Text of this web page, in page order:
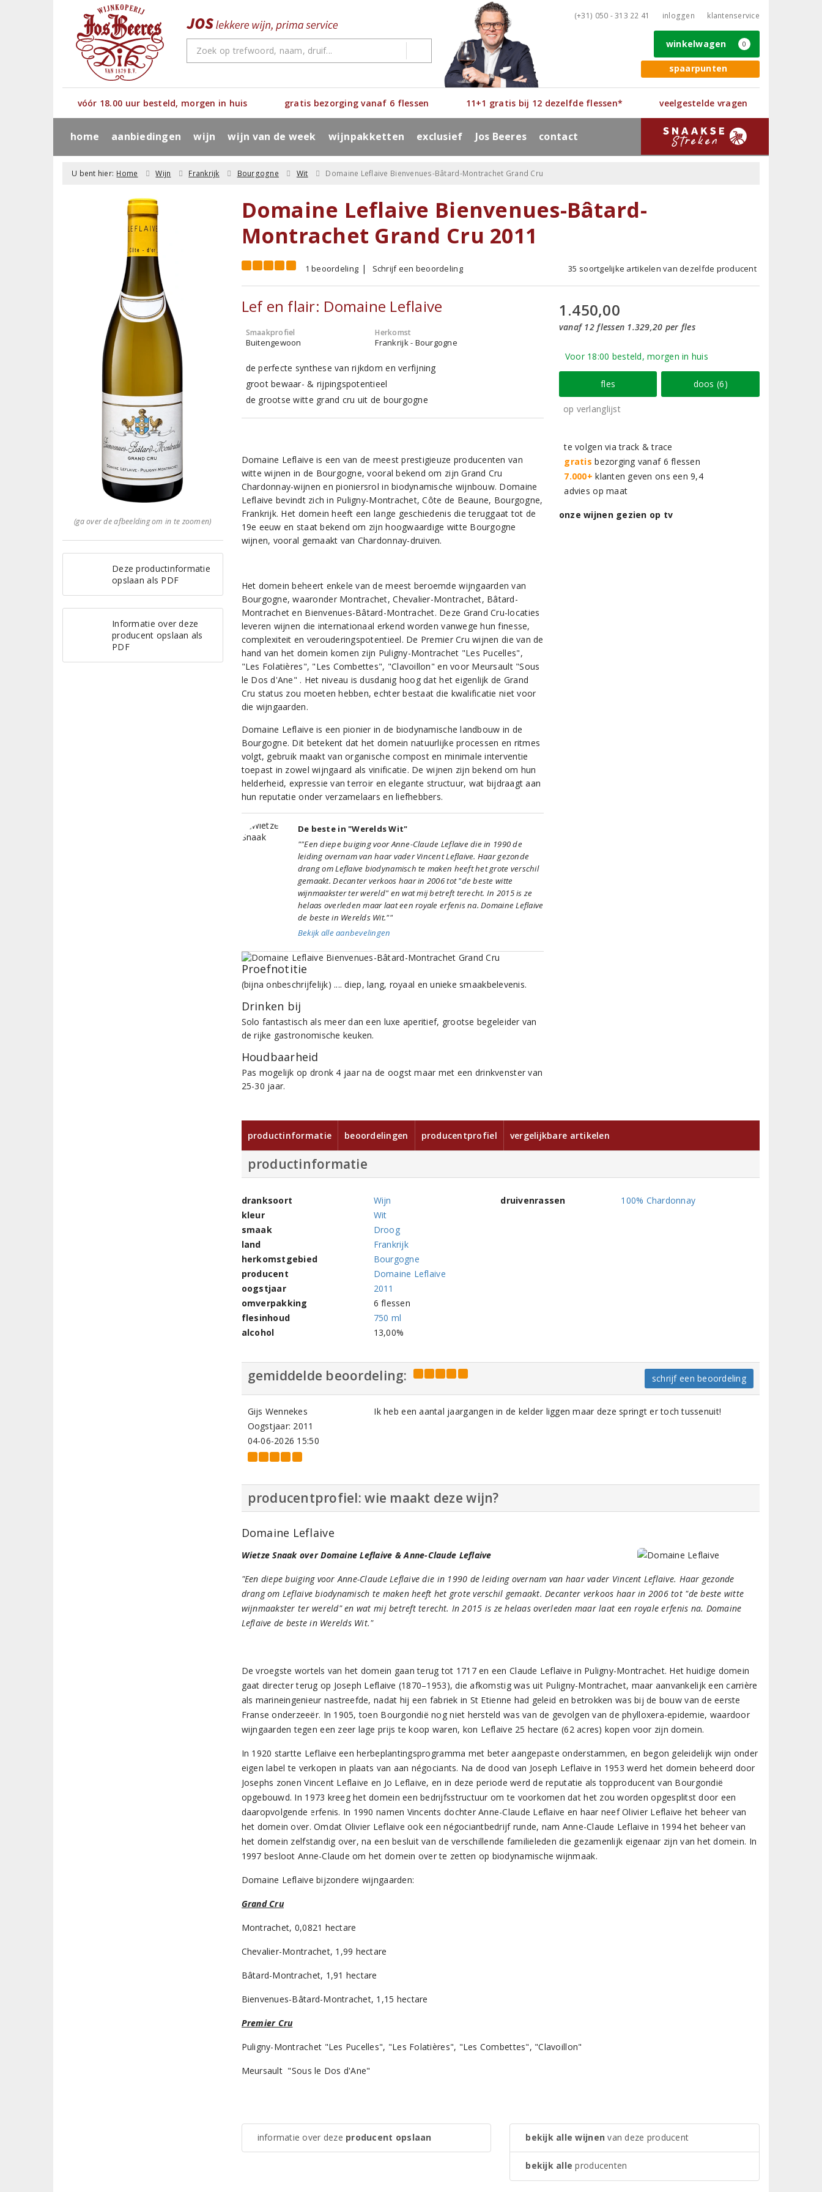
(+31) 050 - 313 22 41 inloggen klantenservice
spaarpunten
winkelwagen 0
vóór 18.00 uur besteld, morgen in huis gratis bezorging vanaf 6 flessen 11+1 gratis bij 12 dezelfde flessen* veelgestelde vragen
home aanbiedingen wijn wijn van de week wijnpakketten exclusief Jos Beeres contact
U bent hier: Home Wijn Frankrijk Bourgogne Wit Domaine Leflaive Bienvenues-Bâtard-Montrachet Grand Cru
(ga over de afbeelding om in te zoomen)
Deze productinformatie
opslaan als PDF
Informatie over deze
producent opslaan als
PDF
Domaine Leflaive Bienvenues-Bâtard-
Montrachet Grand Cru 2011
1 beoordeling Schrijf een beoordeling 35 soortgelijke artikelen van dezelfde producent
Lef en flair: Domaine Leflaive
Smaakprofiel
Buitengewoon
Herkomst
Frankrijk - Bourgogne
de perfecte synthese van rijkdom en verfijning
groot bewaar- & rijpingspotentieel
de grootse witte grand cru uit de bourgogne
Domaine Leflaive is een van de meest prestigieuze producenten van
witte wijnen in de Bourgogne, vooral bekend om zijn Grand Cru
Chardonnay-wijnen en pioniersrol in biodynamische wijnbouw. Domaine
Leflaive bevindt zich in Puligny-Montrachet, Côte de Beaune, Bourgogne,
Frankrijk. Het domein heeft een lange geschiedenis die teruggaat tot de
19e eeuw en staat bekend om zijn hoogwaardige witte Bourgogne
wijnen, vooral gemaakt van Chardonnay-druiven.
Het domein beheert enkele van de meest beroemde wijngaarden van
Bourgogne, waaronder Montrachet, Chevalier-Montrachet, Bâtard-
Montrachet en Bienvenues-Bâtard-Montrachet. Deze Grand Cru-locaties
leveren wijnen die internationaal erkend worden vanwege hun finesse,
complexiteit en verouderingspotentieel. De Premier Cru wijnen die van de
hand van het domein komen zijn Puligny-Montrachet "Les Pucelles",
"Les Folatières", "Les Combettes", "Clavoillon" en voor Meursault "Sous
le Dos d'Ane" . Het niveau is dusdanig hoog dat het eigenlijk de Grand
Cru status zou moeten hebben, echter bestaat die kwalificatie niet voor
die wijngaarden.
Domaine Leflaive is een pionier in de biodynamische landbouw in de
Bourgogne. Dit betekent dat het domein natuurlijke processen en ritmes
volgt, gebruik maakt van organische compost en minimale interventie
toepast in zowel wijngaard als vinificatie. De wijnen zijn bekend om hun
helderheid, expressie van terroir en elegante structuur, wat bijdraagt aan
hun reputatie onder verzamelaars en liefhebbers.
De beste in "Werelds Wit"
""Een diepe buiging voor Anne-Claude Leflaive die in 1990 de
leiding overnam van haar vader Vincent Leflaive. Haar gezonde
drang om Leflaive biodynamisch te maken heeft het grote verschil
gemaakt. Decanter verkoos haar in 2006 tot "de beste witte
wijnmaakster ter wereld" en wat mij betreft terecht. In 2015 is ze
helaas overleden maar laat een royale erfenis na. Domaine Leflaive
de beste in Werelds Wit.""
Bekijk alle aanbevelingen
Proefnotitie
(bijna onbeschrijfelijk) .... diep, lang, royaal en unieke smaakbelevenis.
Drinken bij
Solo fantastisch als meer dan een luxe aperitief, grootse begeleider van
de rijke gastronomische keuken.
Houdbaarheid
Pas mogelijk op dronk 4 jaar na de oogst maar met een drinkvenster van
25-30 jaar.
1.450,00
vanaf 12 flessen 1.329,20 per fles
Voor 18:00 besteld, morgen in huis
fles doos (6)
op verlanglijst
te volgen via track & trace
gratis bezorging vanaf 6 flessen
7.000+ klanten geven ons een 9,4
advies op maat
onze wijnen gezien op tv
productinformatie beoordelingen producentprofiel vergelijkbare artikelen
productinformatie
dranksoort
Wijn
kleur
Wit
smaak
Droog
land
Frankrijk
herkomstgebied
Bourgogne
producent
Domaine Leflaive
oogstjaar
2011
omverpakking
6 flessen
flesinhoud
750 ml
alcohol
13,00%
druivenrassen 100% Chardonnay
gemiddelde beoordeling: schrijf een beoordeling
Gijs Wennekes
Oogstjaar: 2011
04-06-2026 15:50
Ik heb een aantal jaargangen in de kelder liggen maar deze springt er toch tussenuit!
producentprofiel: wie maakt deze wijn?
Domaine Leflaive
Wietze Snaak over Domaine Leflaive & Anne-Claude Leflaive
"Een diepe buiging voor Anne-Claude Leflaive die in 1990 de leiding overnam van haar vader Vincent Leflaive. Haar gezonde
drang om Leflaive biodynamisch te maken heeft het grote verschil gemaakt. Decanter verkoos haar in 2006 tot "de beste witte
wijnmaakster ter wereld" en wat mij betreft terecht. In 2015 is ze helaas overleden maar laat een royale erfenis na. Domaine
Leflaive de beste in Werelds Wit."
De vroegste wortels van het domein gaan terug tot 1717 en een Claude Leflaive in Puligny-Montrachet. Het huidige domein
gaat directer terug op Joseph Leflaive (1870–1953), die afkomstig was uit Puligny-Montrachet, maar aanvankelijk een carrière
als marineingenieur nastreefde, nadat hij een fabriek in St Etienne had geleid en betrokken was bij de bouw van de eerste
Franse onderzeeër. In 1905, toen Bourgondië nog niet hersteld was van de gevolgen van de phylloxera-epidemie, waardoor
wijngaarden tegen een zeer lage prijs te koop waren, kon Leflaive 25 hectare (62 acres) kopen voor zijn domein.
In 1920 startte Leflaive een herbeplantingsprogramma met beter aangepaste onderstammen, en begon geleidelijk wijn onder
eigen label te verkopen in plaats van aan négociants. Na de dood van Joseph Leflaive in 1953 werd het domein beheerd door
Josephs zonen Vincent Leflaive en Jo Leflaive, en in deze periode werd de reputatie als topproducent van Bourgondië
opgebouwd. In 1973 kreeg het domein een bedrijfsstructuur om te voorkomen dat het zou worden opgesplitst door een
daaropvolgende erfenis. In 1990 namen Vincents dochter Anne-Claude Leflaive en haar neef Olivier Leflaive het beheer van
het domein over. Omdat Olivier Leflaive ook een négociantbedrijf runde, nam Anne-Claude Leflaive in 1994 het beheer van
het domein zelfstandig over, na een besluit van de verschillende familieleden die gezamenlijk eigenaar zijn van het domein. In
1997 besloot Anne-Claude om het domein over te zetten op biodynamische wijnmaak.
Domaine Leflaive bijzondere wijngaarden:
Grand Cru
Montrachet, 0,0821 hectare
Chevalier-Montrachet, 1,99 hectare
Bâtard-Montrachet, 1,91 hectare
Bienvenues-Bâtard-Montrachet, 1,15 hectare
Premier Cru
Puligny-Montrachet "Les Pucelles", "Les Folatières", "Les Combettes", "Clavoillon"
Meursault "Sous le Dos d'Ane"
informatie over deze producent opslaan bekijk alle wijnen van deze producent
bekijk alle producenten